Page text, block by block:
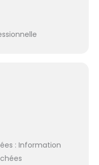
: Information